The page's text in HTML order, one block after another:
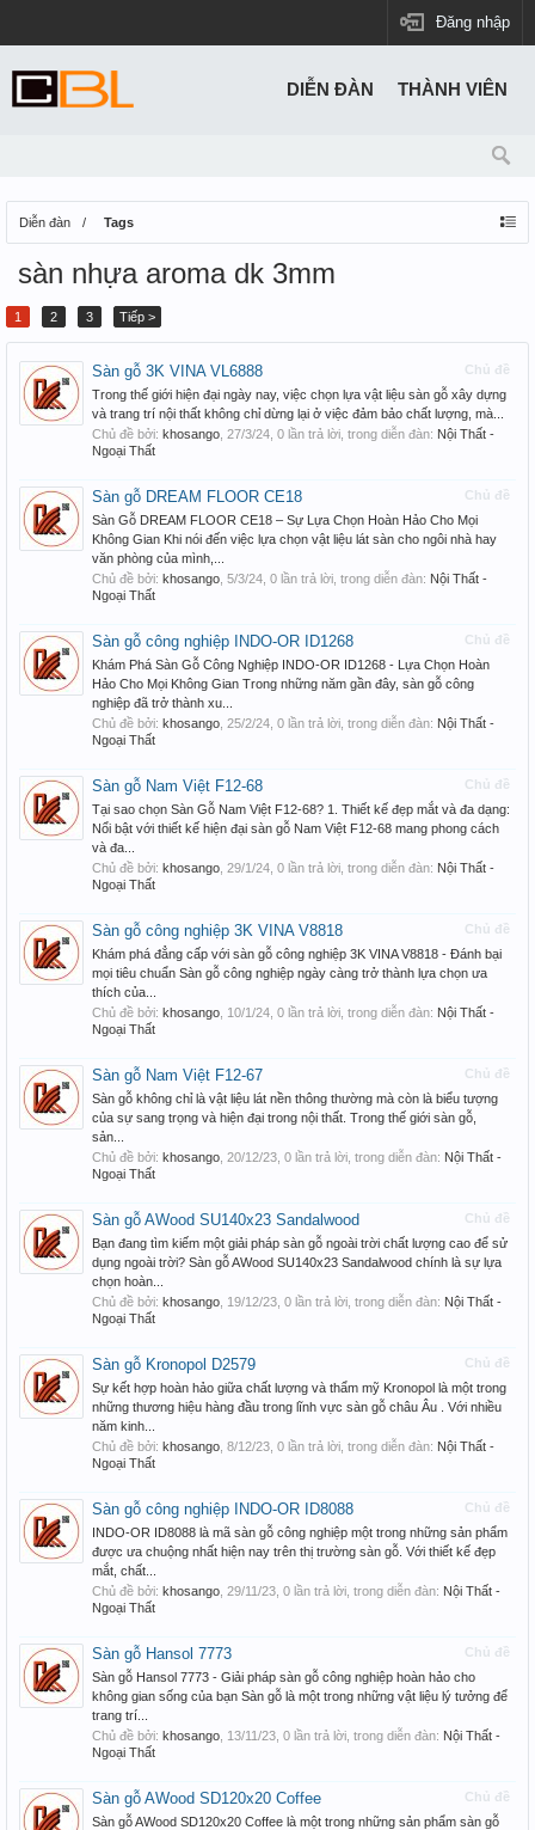
Đăng nhập
Diễn đàn Tags
sàn nhựa aroma dk 3mm
1 2 3 Tiếp >
Chủ đề
Sàn gỗ 3K VINA VL6888
Trong thế giới hiện đại ngày nay, việc chọn lựa vật liệu sàn gỗ xây dựng
và trang trí nội thất không chỉ dừng lại ở việc đảm bảo chất lượng, mà...
Chủ đề bởi: khosango 27/3/24 , 0 lần trả lời, trong diễn đàn: Nội Thất -
Ngoại Thất
Chủ đề
Sàn gỗ DREAM FLOOR CE18
Sàn Gỗ DREAM FLOOR CE18 – Sự Lựa Chọn Hoàn Hảo Cho Mọi
Không Gian Khi nói đến việc lựa chọn vật liệu lát sàn cho ngôi nhà hay
văn phòng của mình,...
Chủ đề bởi: khosango 5/3/24 , 0 lần trả lời, trong diễn đàn: Nội Thất -
Ngoại Thất
Chủ đề
Sàn gỗ công nghiệp INDO-OR ID1268
Khám Phá Sàn Gỗ Công Nghiệp INDO-OR ID1268 - Lựa Chọn Hoàn
Hảo Cho Mọi Không Gian Trong những năm gần đây, sàn gỗ công
nghiệp đã trở thành xu...
Chủ đề bởi: khosango 25/2/24 , 0 lần trả lời, trong diễn đàn: Nội Thất -
Ngoại Thất
Chủ đề
Sàn gỗ Nam Việt F12-68
Tại sao chọn Sàn Gỗ Nam Việt F12-68? 1. Thiết kế đẹp mắt và đa dạng:
Nổi bật với thiết kế hiện đại sàn gỗ Nam Việt F12-68 mang phong cách
và đa...
Chủ đề bởi: khosango 29/1/24 , 0 lần trả lời, trong diễn đàn: Nội Thất -
Ngoại Thất
Chủ đề
Sàn gỗ công nghiệp 3K VINA V8818
Khám phá đẳng cấp với sàn gỗ công nghiệp 3K VINA V8818 - Đánh bại
mọi tiêu chuẩn Sàn gỗ công nghiệp ngày càng trở thành lựa chọn ưa
thích của...
Chủ đề bởi: khosango 10/1/24 , 0 lần trả lời, trong diễn đàn: Nội Thất -
Ngoại Thất
Chủ đề
Sàn gỗ Nam Việt F12-67
Sàn gỗ không chỉ là vật liệu lát nền thông thường mà còn là biểu tượng
của sự sang trọng và hiện đại trong nội thất. Trong thế giới sàn gỗ,
sản...
Chủ đề bởi: khosango 20/12/23 , 0 lần trả lời, trong diễn đàn: Nội Thất -
Ngoại Thất
Chủ đề
Sàn gỗ AWood SU140x23 Sandalwood
Bạn đang tìm kiếm một giải pháp sàn gỗ ngoài trời chất lượng cao để sử
dụng ngoài trời? Sàn gỗ AWood SU140x23 Sandalwood chính là sự lựa
chọn hoàn...
Chủ đề bởi: khosango 19/12/23 , 0 lần trả lời, trong diễn đàn: Nội Thất -
Ngoại Thất
Chủ đề
Sàn gỗ Kronopol D2579
Sự kết hợp hoàn hảo giữa chất lượng và thẩm mỹ Kronopol là một trong
những thương hiệu hàng đầu trong lĩnh vực sàn gỗ châu Âu . Với nhiều
năm kinh...
Chủ đề bởi: khosango 8/12/23 , 0 lần trả lời, trong diễn đàn: Nội Thất -
Ngoại Thất
Chủ đề
Sàn gỗ công nghiệp INDO-OR ID8088
INDO-OR ID8088 là mã sàn gỗ công nghiệp một trong những sản phẩm
được ưa chuộng nhất hiện nay trên thị trường sàn gỗ. Với thiết kế đẹp
mắt, chất...
Chủ đề bởi: khosango 29/11/23 , 0 lần trả lời, trong diễn đàn: Nội Thất -
Ngoại Thất
Chủ đề
Sàn gỗ Hansol 7773
Sàn gỗ Hansol 7773 - Giải pháp sàn gỗ công nghiệp hoàn hảo cho
không gian sống của bạn Sàn gỗ là một trong những vật liệu lý tưởng để
trang trí...
Chủ đề bởi: khosango 13/11/23 , 0 lần trả lời, trong diễn đàn: Nội Thất -
Ngoại Thất
Chủ đề
Sàn gỗ AWood SD120x20 Coffee
Sàn gỗ AWood SD120x20 Coffee là một trong những sản phẩm sàn gỗ
DIỄN ĐÀN THÀNH VIÊN